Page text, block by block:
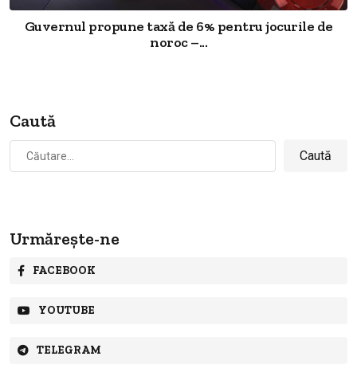
Guvernul propune taxă de 6% pentru jocurile de
noroc –...
Caută
Caută
după:
Urmărește-ne
FACEBOOK
YOUTUBE
TELEGRAM